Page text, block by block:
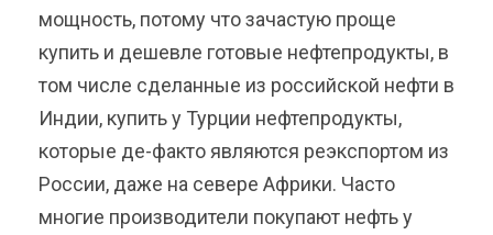
мощность, потому что зачастую проще
купить и дешевле готовые нефтепродукты, в
том числе сделанные из российской нефти в
Индии, купить у Турции нефтепродукты,
которые де-факто являются реэкспортом из
России, даже на севере Африки. Часто
многие производители покупают нефть у